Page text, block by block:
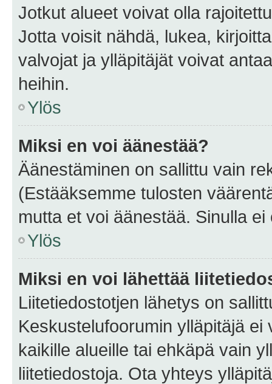
Jotkut alueet voivat olla
Jotta voisit nähdä, lukea,
valvojat ja ylläpitäjät voivat
heihin.
Ylös
Miksi en voi äänestää?
Äänestäminen on sallittu vain
(Estääksemme tulosten
mutta et voi äänestää. Sinulla
Ylös
Miksi en voi lähettää
Liitetiedostotjen lähetys on
Keskustelufoorumin ylläpitäjä
kaikille alueille tai ehkäpä vain
liitetiedostoja. Ota yhteys